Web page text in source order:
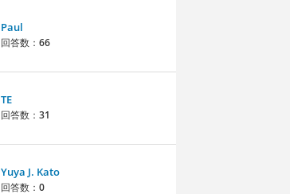
Paul
回答数： 66
TE
回答数： 31
Yuya J. Kato
回答数： 0